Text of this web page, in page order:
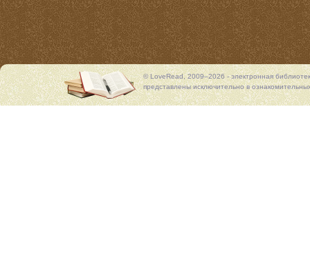
© LoveRead, 2009–2026 - электронная
представлены исключительно в